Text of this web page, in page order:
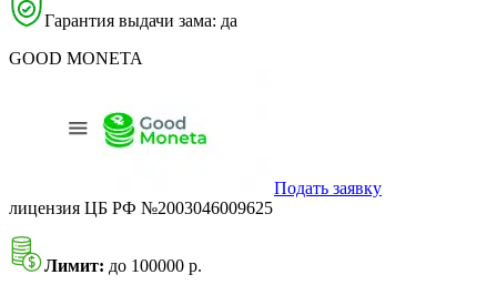
Гарантия выдачи зама: да
GOOD MONETA
Подать заявку
лицензия ЦБ РФ №2003046009625
Лимит: до 100000 р.